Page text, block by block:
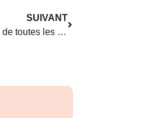
SUIVANT
[Parti pris] Message de service à l’intention de toutes les personnes qui se sentent attaquées par le féminisme